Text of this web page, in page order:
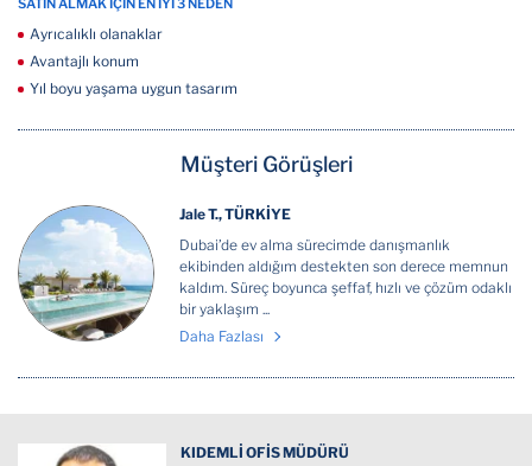
SATIN ALMAK İÇİN EN İYİ 3 NEDEN
Ayrıcalıklı olanaklar
Avantajlı konum
Yıl boyu yaşama uygun tasarım
Müşteri Görüşleri
Jale T., TÜRKİYE
Dubai’de ev alma sürecimde danışmanlık
ekibinden aldığım destekten son derece memnun
kaldım. Süreç boyunca şeffaf, hızlı ve çözüm odaklı
bir yaklaşım ...
Daha Fazlası
KIDEMLİ OFİS MÜDÜRÜ